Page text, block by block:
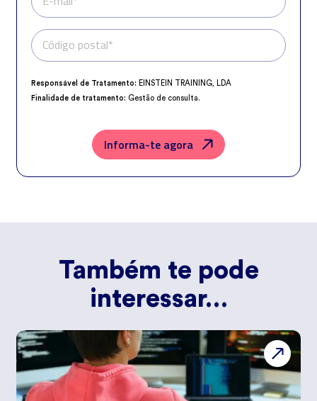
Telefone*
Código postal*
Responsável de Tratamento: EINSTEIN TRAINING, LDA
Finalidade de tratamento: Gestão de consulta.
aceder, retificar e excluir os dados, bem como outros direitos,
conforme o explicito naPolítica de Privacidade.
Informa-te agora
Também te pode
interessar…